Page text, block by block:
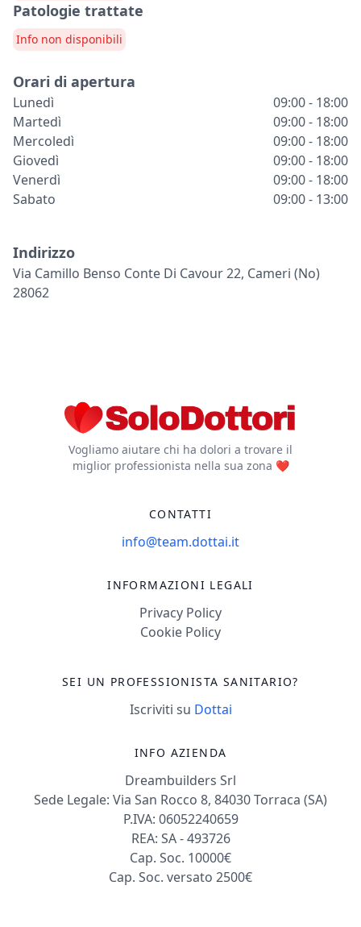
Patologie trattate
Info non disponibili
Orari di apertura
Lunedì
09:00 - 18:00
Martedì
09:00 - 18:00
Mercoledì
09:00 - 18:00
Giovedì
09:00 - 18:00
Venerdì
09:00 - 18:00
Sabato
09:00 - 13:00
Indirizzo
Via Camillo Benso Conte Di Cavour 22, Cameri (no)
28062
Vogliamo aiutare chi ha dolori a trovare il
miglior professionista nella sua zona ❤️
CONTATTI
info@team.dottai.it
INFORMAZIONI LEGALI
Privacy Policy
Cookie Policy
SEI UN PROFESSIONISTA SANITARIO?
Iscriviti su Dottai
INFO AZIENDA
Dreambuilders Srl
Sede Legale: Via San Rocco 8, 84030 Torraca (SA)
P.IVA: 06052240659
REA: SA - 493726
Cap. Soc. 10000€
Cap. Soc. versato 2500€